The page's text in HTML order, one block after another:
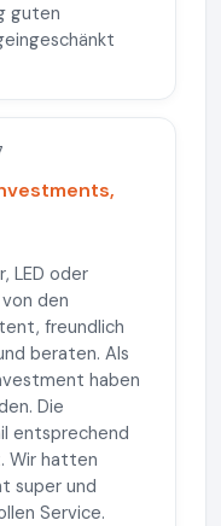
guten
LED oder
den
freundlich
beraten. Als
haben
Die
entsprechend
Wir hatten
super und
Service.